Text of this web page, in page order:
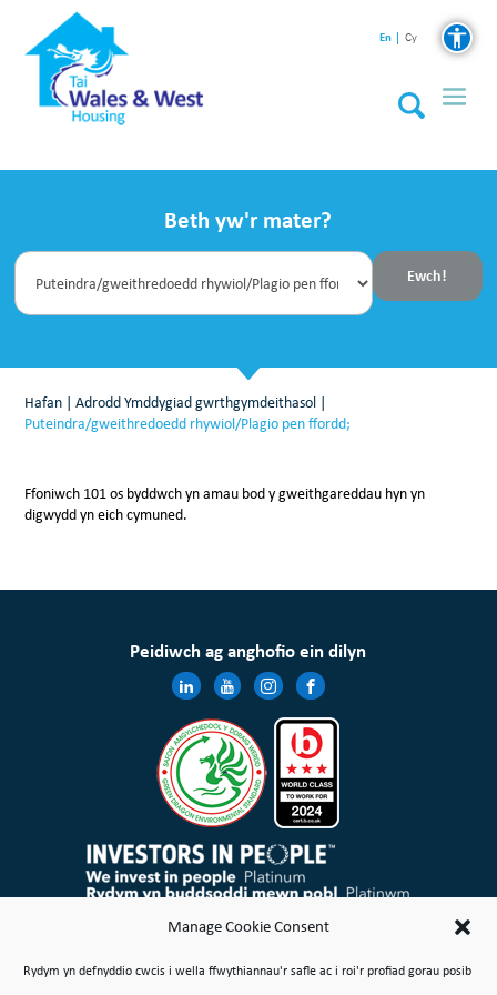
Manage Cookie Consent
Rydym yn defnyddio cwcis i wella ffwythiannau'r safle ac i roi'r profiad gorau posib
En Cy
Beth yw'r mater?
Hafan |Adrodd Ymddygiad gwrthgymdeithasol |
Puteindra/gweithredoedd rhywiol/Plagio pen ffordd;
Ffoniwch 101 os byddwch yn amau bod y gweithgareddau hyn yn
digwydd yn eich cymuned.
Peidiwch ag anghofio ein dilyn
Mae Cymdeithas Tai Wales & West Cyfyngedig wedi’i chofrestru yng Nghymru a Lloegr gyda rheolau elusennol
ac mae’n gymdeithas gofrestredig dan Ddeddf Cymdeithasau Cydweithredol a Chymdeithasau Budd
Map o’r Safle Amodau Defnyddio Polisi Cwcis Polisi Preifatrwydd & Cyfreithiol Gwneud Safiad